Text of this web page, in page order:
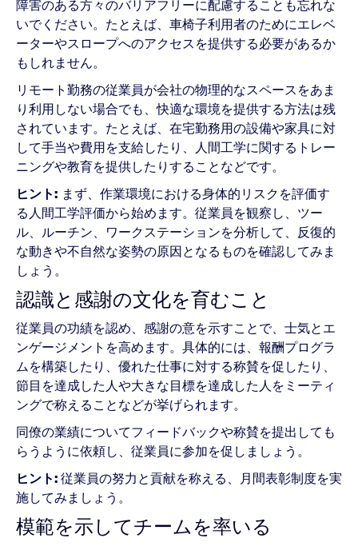
障害のある方々のバリアフリーに配慮することも忘れな
いでください。たとえば、車椅子利用者のためにエレベ
ーターやスロープへのアクセスを提供する必要があるか
もしれません。
リモート勤務の従業員が会社の物理的なスペースをあま
り利用しない場合でも、快適な環境を提供する方法は残
されています。たとえば、在宅勤務用の設備や家具に対
して手当や費用を支給したり、人間工学に関するトレー
ニングや教育を提供したりすることなどです。
ヒント: まず、作業環境における身体的リスクを評価す
る人間工学評価から始めます。従業員を観察し、ツー
ル、ルーチン、ワークステーションを分析して、反復的
な動きや不自然な姿勢の原因となるものを確認してみま
しょう。
認識と感謝の文化を育むこと
従業員の功績を認め、感謝の意を示すことで、士気とエ
ンゲージメントを高めます。具体的には、報酬プログラ
ムを構築したり、優れた仕事に対する称賛を促したり、
節目を達成した人や大きな目標を達成した人をミーティ
ングで称えることなどが挙げられます。
同僚の業績についてフィードバックや称賛を提出しても
らうように依頼し、従業員に参加を促しましょう。
ヒント:従業員の努力と貢献を称える、月間表彰制度を実
施してみましょう。
模範を示してチームを率いる